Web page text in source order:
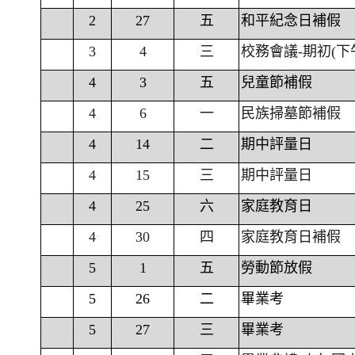
2 27 五
和平紀念日補假
3
4 三
校務會議-期初(下
4
3 五
兒童節補假
4
6 一
民族掃墓節補假
4
14 二
期中評量日
4
15 三
期中評量日
4
25 六
家庭教育日
4
30 四
家庭教育日補假
5
1 五
勞動節放假
5
26 二
畢業考
5
27 三
畢業考